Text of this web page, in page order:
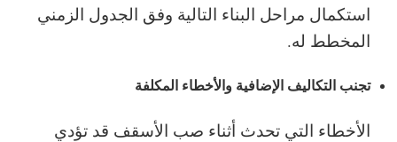
استكمال مراحل البناء التالية وفق الجدول الزمني
المخطط له.
تجنب التكاليف الإضافية والأخطاء المكلفة
الأخطاء التي تحدث أثناء صب الأسقف قد تؤدي